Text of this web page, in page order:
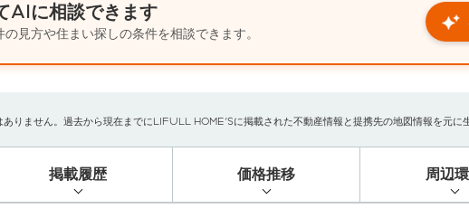
AIに相談できます
見方や住まい探しの条件を相談できます。
ありません。過去から現在までにLIFULL HOME'Sに掲載された不動産情報と提携先の地図情報を元
掲載履歴 価格推移 周辺